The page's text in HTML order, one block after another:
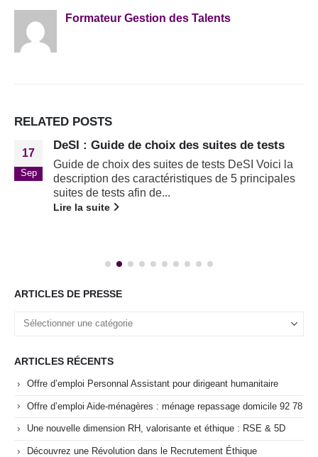
Formateur Gestion des Talents
RELATED POSTS
17
Sep
DeSI : Guide de choix des suites de tests
Guide de choix des suites de tests DeSI Voici la
description des caractéristiques de 5 principales
suites de tests afin de...
Lire la suite
ARTICLES DE PRESSE
ARTICLES RÉCENTS
Offre d’emploi Personnal Assistant pour dirigeant humanitaire
Offre d’emploi Aide-ménagères : ménage repassage domicile 92 78
Une nouvelle dimension RH, valorisante et éthique : RSE & 5D
Découvrez une Révolution dans le Recrutement Éthique